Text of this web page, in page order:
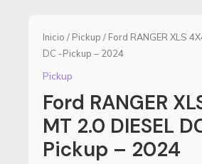
Inicio / Pickup / Ford RANGER XLS
DC -Pickup – 2024
Pickup
Ford RANGER
MT 2.0 DIESEL
Pickup – 2024